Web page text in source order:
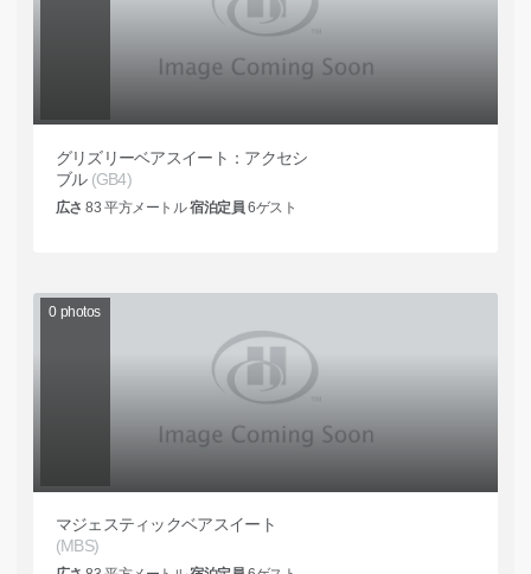
グリズリーベアスイート：アクセシ
ブル (GB4)
広さ 83 平方メートル宿泊定員 6ゲスト
0 photos
マジェスティックベアスイート
(MBS)